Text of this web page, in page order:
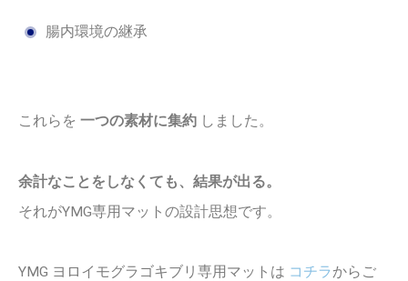
腸内環境の継承
これらを 一つの素材に集約 しました。
余計なことをしなくても、結果が出る。
それがYMG専用マットの設計思想です。
YMG ヨロイモグラゴキブリ専用マットは コチラからご